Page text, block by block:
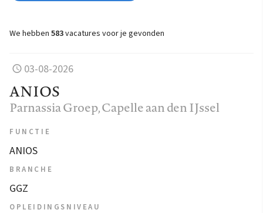
We hebben 583vacatures voor je gevonden
03-08-2026
ANIOS
Parnassia Groep, Capelle aan den IJssel
FUNCTIE
ANIOS
BRANCHE
GGZ
OPLEIDINGSNIVEAU